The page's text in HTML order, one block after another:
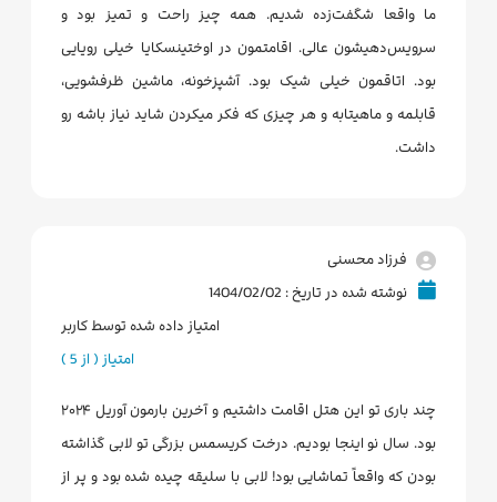
ما واقعا شگفت‌زده شدیم. همه چیز راحت و تمیز بود و
سرویس‌دهیشون عالی. اقامتمون در اوختینسکایا خیلی رویایی
بود. اتاقمون خیلی شیک بود. آشپزخونه، ماشین ظرفشویی،
قابلمه و ماهیتابه و هر چیزی که فکر میکردن شاید نیاز باشه رو
داشت.
فرزاد محسنی
نوشته شده در تاریخ : 1404/02/02
امتیاز داده شده توسط کاربر
امتیاز ( از 5 )
چند باری تو این هتل اقامت داشتیم و آخرین بارمون آوریل ۲۰۲۴
بود. سال نو اینجا بودیم. درخت کریسمس بزرگی تو لابی گذاشته
بودن که واقعاً تماشایی بود! لابی با سلیقه چیده شده بود و پر از